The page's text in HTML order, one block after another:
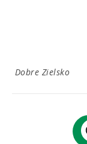
Dobre Zielsko